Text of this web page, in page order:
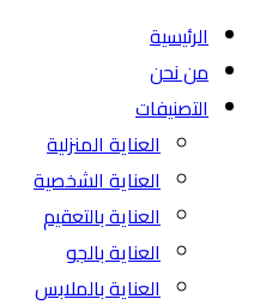
الرئيسية
من نحن
التصنيفات
العناية المنزلية
العناية الشخصية
العناية بالتعقيم
العناية بالجو
العناية بالملابس